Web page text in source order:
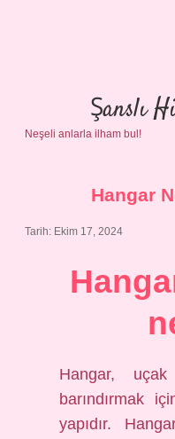
Şanslı
Neşeli anlarla ilham bul!
Hangar
Tarih: Ekim 17, 2024
Hangar,
barındırmak
yapıdır.